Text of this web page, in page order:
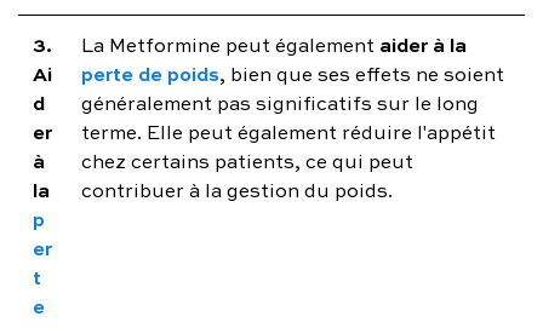
3.
Ai
d
er
à
la
p
er
t
e
La Metformine peut également aider à la
perte de poids, bien que ses effets ne soient
généralement pas significatifs sur le long
terme. Elle peut également réduire l'appétit
chez certains patients, ce qui peut
contribuer à la gestion du poids.